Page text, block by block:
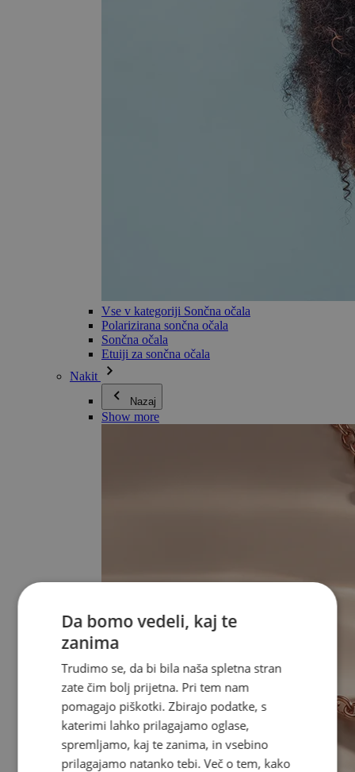
Vse v kategoriji Sončna očala
Polarizirana sončna očala
Sončna očala
Etuiji za sončna očala
Nakit
Nazaj
Show more
Da bomo vedeli, kaj te
zanima
Trudimo se, da bi bila naša spletna stran
zate čim bolj prijetna. Pri tem nam
pomagajo piškotki. Zbirajo podatke, s
katerimi lahko prilagajamo oglase,
spremljamo, kaj te zanima, in vsebino
prilagajamo natanko tebi. Več o tem, kako